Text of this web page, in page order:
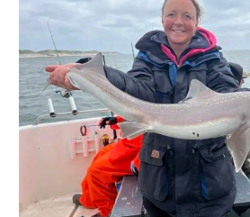
ROOFVISSERS
ZIJN
WEER
LOS!!!
AANGEBODEN
DOOR
PREDATORGEAR.NL